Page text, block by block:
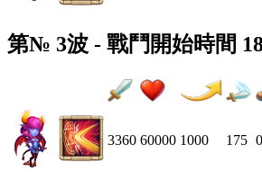
第№ 3波 - 戰鬥開始時間 18
3360 60000 1000 175 0